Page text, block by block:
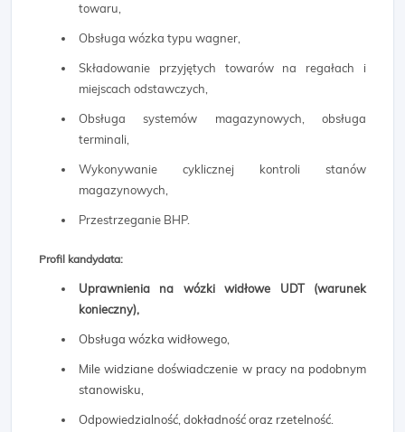
towaru,
Obsługa wózka typu wagner,
Składowanie przyjętych towarów na regałach i
miejscach odstawczych,
Obsługa systemów magazynowych, obsługa
terminali,
Wykonywanie cyklicznej kontroli stanów
magazynowych,
Przestrzeganie BHP.
Profil kandydata:
Uprawnienia na wózki widłowe UDT (warunek
konieczny),
Obsługa wózka widłowego,
Mile widziane doświadczenie w pracy na podobnym
stanowisku,
Odpowiedzialność, dokładność oraz rzetelność.